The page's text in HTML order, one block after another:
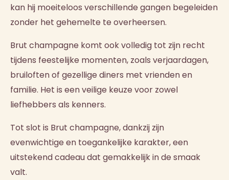
kan hij moeiteloos verschillende gangen begeleiden
zonder het gehemelte te overheersen.
Brut champagne komt ook volledig tot zijn recht
tijdens feestelijke momenten, zoals verjaardagen,
bruiloften of gezellige diners met vrienden en
familie. Het is een veilige keuze voor zowel
liefhebbers als kenners.
Tot slot is Brut champagne, dankzij zijn
evenwichtige en toegankelijke karakter, een
uitstekend cadeau dat gemakkelijk in de smaak
valt.